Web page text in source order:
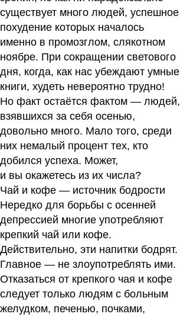
существует много людей, успешное
похудение которых началось
именно в промозглом, слякотном
ноябре. При сокращении светового
дня, когда, как нас убеждают умные
книги, худеть невероятно трудно!
Но факт остаётся фактом — людей,
взявшихся за себя осенью,
довольно много. Мало того, среди
них немалый процент тех, кто
добился успеха. Может,
и вы окажетесь из их числа?
Чай и кофе — источник бодрости
Нередко для борьбы с осенней
депрессией многие употребляют
крепкий чай или кофе.
Действительно, эти напитки бодрят.
Главное — не злоупотреблять ими.
Отказаться от крепкого чая и кофе
следует только людям с больным
желудком, печенью, почками,